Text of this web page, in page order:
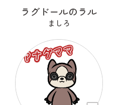
ラグドールのラル
ましろ